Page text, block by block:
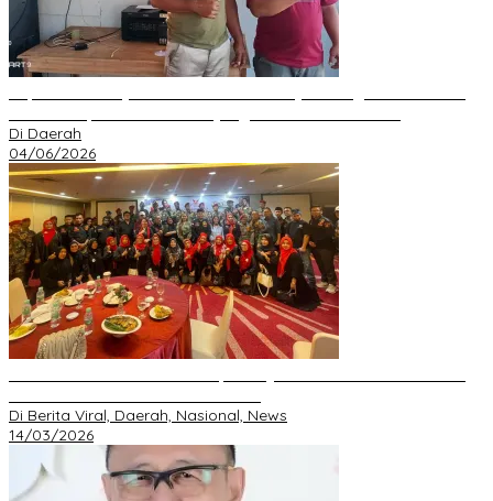
Di Daerah
04/06/2026
Di Berita Viral, Daerah, Nasional, News
14/03/2026